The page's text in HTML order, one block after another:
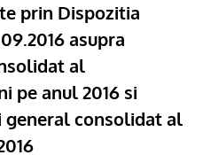
prin Dispozitia
asupra
al
pe anul 2016 si
consolidat al